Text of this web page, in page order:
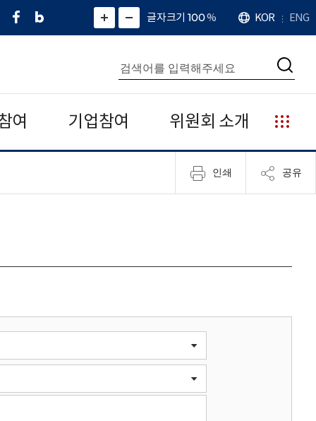
페
네
그
)
화
면
면
소
확
대
치
글자크기 100%
언
어
KOR ENG
통
합
검
색
검
여 기업참여 위원회 소개
누
리
집
안
인쇄 공유